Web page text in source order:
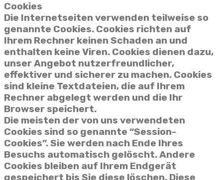
Cookies
Die Internetseiten verwenden teilweise so
genannte Cookies. Cookies richten auf
Ihrem Rechner keinen Schaden an und
enthalten keine Viren. Cookies dienen dazu,
unser Angebot nutzerfreundlicher,
effektiver und sicherer zu machen. Cookies
sind kleine Textdateien, die auf Ihrem
Rechner abgelegt werden und die Ihr
Browser speichert.
Die meisten der von uns verwendeten
Cookies sind so genannte “Session-
Cookies”. Sie werden nach Ende Ihres
Besuchs automatisch gelöscht. Andere
Cookies bleiben auf Ihrem Endgerät
gespeichert bis Sie diese löschen. Diese